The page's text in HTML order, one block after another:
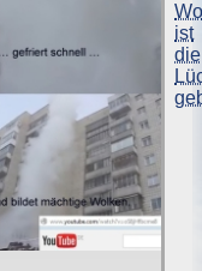
Wo
ist
die